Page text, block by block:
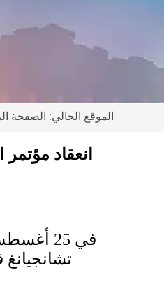
الموقع الحالي: الصفحة
انعقاد